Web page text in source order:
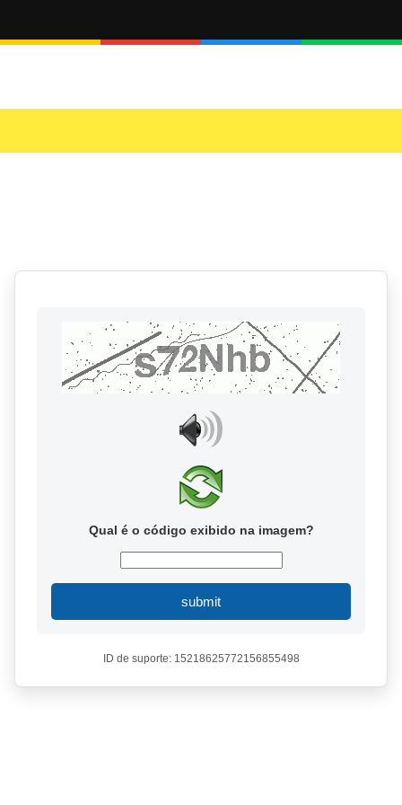
Qual é o código exibido na imagem?
submit
ID de suporte: 15218625772156855498